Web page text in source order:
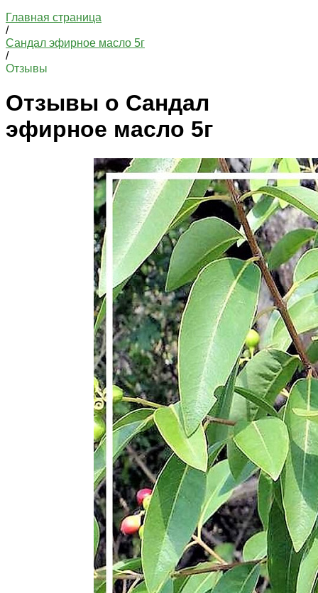
Главная страница
/
Сандал эфирное масло 5г
/
Отзывы
Отзывы о Сандал
эфирное масло 5г